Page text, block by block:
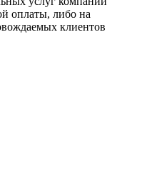
оплаты, либо на
клиентов